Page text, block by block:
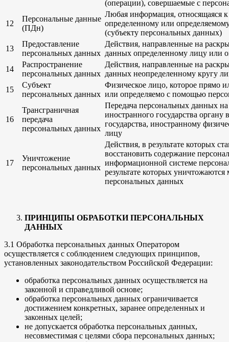
(операции), совершаемые с
12
Персональные данные
(ПДн)
Любая информация, относящаяся
определенному или
(субъекту персональных данных)
13
Предоставление
персональных данных
Действия, направленные на
данных определенному лицу или
14
Распространение
персональных данных
Действия, направленные на
данных неопределенному кругу
15
Субъект
персональных данных
Физическое лицо, которое прямо
или определяемо с помощью
16
Трансграничная
передача
персональных данных
Передача персональных данных
иностранного государства органу
государства, иностранному
лицу
17
Уничтожение
персональных данных
Действия, в результате которых
восстановить содержание
информационной системе
результате которых
персональных данных
ПРИНЦИПЫ ОБРАБОТКИ ПЕРСОНАЛЬНЫХ
ДАННЫХ
3.1 Обработка персональных данных Оператором
осуществляется с соблюдением следующих принципов,
установленных законодательством Российской Федерации:
обработка персональных данных осуществляется на
законной и справедливой основе;
обработка персональных данных ограничивается
достижением конкретных, заранее определенных и
законных целей;
не допускается обработка персональных данных,
несовместимая с целями сбора персональных данных;